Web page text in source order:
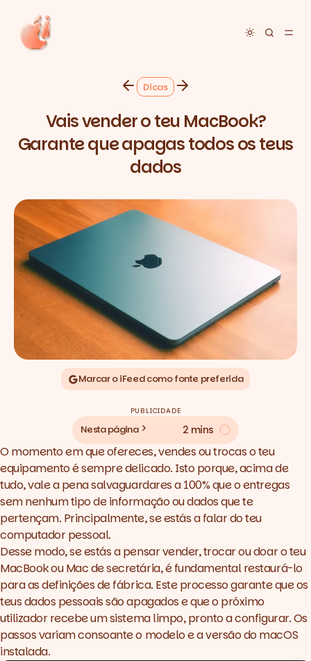
Toggle
Dicas
Vais vender o teu MacBook?
Garante que apagas todos os teus
dados
Marcar o iFeed como fonte preferida
PUBLICIDADE
Nesta página 2 mins
O momento em que ofereces, vendes ou trocas o teu
equipamento é sempre delicado. Isto porque, acima de
tudo, vale a pena salvaguardares a 100% que o entregas
sem nenhum tipo de informação ou dados que te
pertençam. Principalmente, se estás a falar do teu
computador pessoal.
Desse modo, se estás a pensar vender, trocar ou doar o teu
MacBook ou Mac de secretária, é fundamental restaurá-lo
para as definições de fábrica. Este processo garante que os
teus dados pessoais são apagados e que o próximo
utilizador recebe um sistema limpo, pronto a configurar. Os
passos variam consoante o modelo e a versão do macOS
instalada.